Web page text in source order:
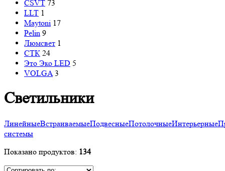
CSVT 73
LLT 1
Maytoni 17
Pelin 9
Люмсвет 1
СТК 24
Это Эко LED 5
VOLGA 3
Светильники
ЛинейныеВстраиваемыеПодвесныеПотолочныеИнтерьерные
системы
Показано продуктов: 134